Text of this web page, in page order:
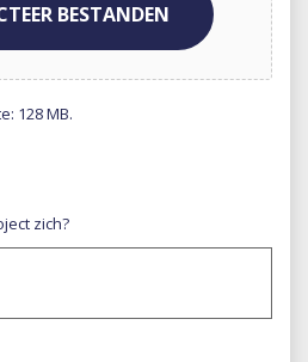
BESTANDEN
128 MB.
zich?